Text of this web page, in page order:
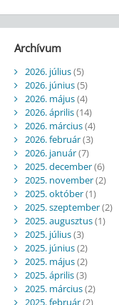
Archívum
2026. július(5)
2026. június(5)
2026. május(4)
2026. április(14)
2026. március(4)
2026. február(3)
2026. január(7)
2025. december(6)
2025. november(2)
2025. október(1)
2025. szeptember(2)
2025. augusztus(1)
2025. július(3)
2025. június(2)
2025. május(2)
2025. április(3)
2025. március(2)
2025. február(2)